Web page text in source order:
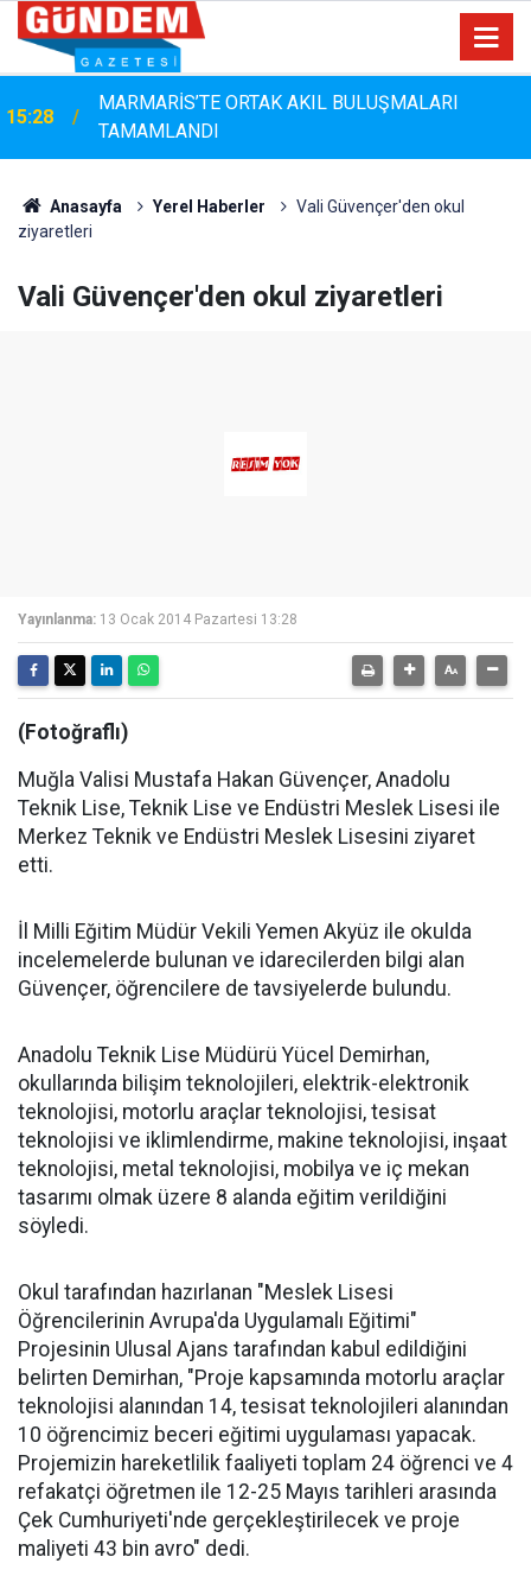
15:28
MARMARİS’TE ORTAK AKIL BULUŞMALARI
TAMAMLANDI
Marmaris'te Çam Ağaçlarına Güvenli Dokunuş:
Budama Çalışmaları Sürüyor
Anasayfa Yerel Haberler
Vali Güvençer'den okul
ziyaretleri
Vali Güvençer'den okul ziyaretleri
Yayınlanma: 13 Ocak 2014 Pazartesi 13:28
(Fotoğraflı)
Muğla Valisi Mustafa Hakan Güvençer, Anadolu
Teknik Lise, Teknik Lise ve Endüstri Meslek Lisesi ile
Merkez Teknik ve Endüstri Meslek Lisesini ziyaret
etti.
İl Milli Eğitim Müdür Vekili Yemen Akyüz ile okulda
incelemelerde bulunan ve idarecilerden bilgi alan
Güvençer, öğrencilere de tavsiyelerde bulundu.
Anadolu Teknik Lise Müdürü Yücel Demirhan,
okullarında bilişim teknolojileri, elektrik-elektronik
teknolojisi, motorlu araçlar teknolojisi, tesisat
teknolojisi ve iklimlendirme, makine teknolojisi, inşaat
teknolojisi, metal teknolojisi, mobilya ve iç mekan
tasarımı olmak üzere 8 alanda eğitim verildiğini
söyledi.
Okul tarafından hazırlanan "Meslek Lisesi
Öğrencilerinin Avrupa'da Uygulamalı Eğitimi"
Projesinin Ulusal Ajans tarafından kabul edildiğini
belirten Demirhan, "Proje kapsamında motorlu araçlar
teknolojisi alanından 14, tesisat teknolojileri alanından
10 öğrencimiz beceri eğitimi uygulaması yapacak.
Projemizin hareketlilik faaliyeti toplam 24 öğrenci ve 4
refakatçi öğretmen ile 12-25 Mayıs tarihleri arasında
Çek Cumhuriyeti'nde gerçekleştirilecek ve proje
maliyeti 43 bin avro" dedi.